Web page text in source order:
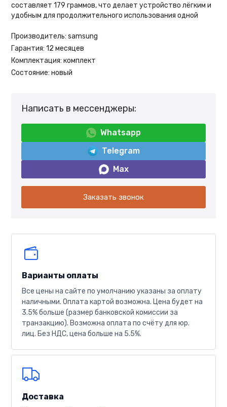
составляет 179 граммов, что делает устройство лёгким и
удобным для продолжительного использования одной
Производитель: samsung
Гарантия: 12 месяцев
Комплектация: комплект
Состояние: новый
Написать в мессенджеры:
Whatsapp
Telegram
Max
Заказать звонок
Варианты оплаты
Все цены на сайте по умолчанию указаны за оплату
наличными. Оплата картой возможна. Цена будет на
3.5% больше (размер банковской комиссии за
транзакцию). Возможна оплата по счёту для юр.
лиц. Без НДС, цена больше на 5.5%.
Доставка